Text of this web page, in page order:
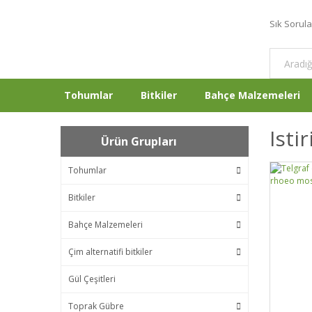
Sık
Tohumlar Bitkiler Bahçe Malzemeleri
Ürün Grupları
Tohumlar
Bitkiler
Bahçe Malzemeleri
Çim alternatifi bitkiler
Gül Çeşitleri
Toprak Gübre